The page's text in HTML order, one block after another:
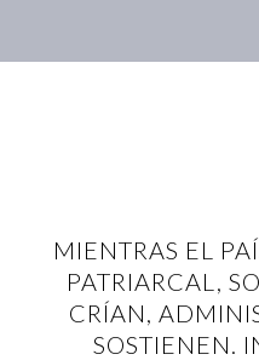
MIENTRAS EL
PATRIARCAL,
CRÍAN,
SOSTIENEN.